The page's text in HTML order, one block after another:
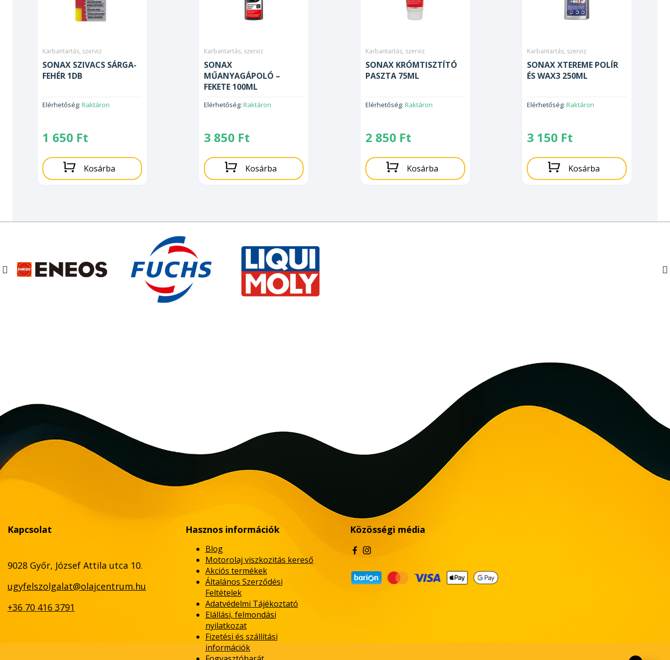
Karbantartás, szerviz
SONAX SZIVACS SÁRGA-
FEHÉR 1DB
Elérhetőség: Raktáron
1 650 Ft
Kosárba
Karbantartás, szerviz
SONAX
MŰANYAGÁPOLÓ –
FEKETE 100ML
Elérhetőség: Raktáron
3 850 Ft
Kosárba
Karbantartás, szerviz
SONAX KRÓMTISZTÍTÓ
PASZTA 75ML
Elérhetőség: Raktáron
2 850 Ft
Kosárba
Karbantartás, szerviz
SONAX XTEREME POLÍR
ÉS WAX3 250ML
Elérhetőség: Raktáron
3 150 Ft
Kosárba
Kapcsolat
9028 Győr, József Attila utca 10.
ugyfelszolgalat@olajcentrum.hu
+36 70 416 3791
Hasznos információk
Blog
Motorolaj viszkozitás kereső
Akciós termékek
Általános Szerződési
Feltételek
Adatvédelmi Tájékoztató
Elállási, felmondási
nyilatkozat
Fizetési és szállítási
információk
Közösségi média